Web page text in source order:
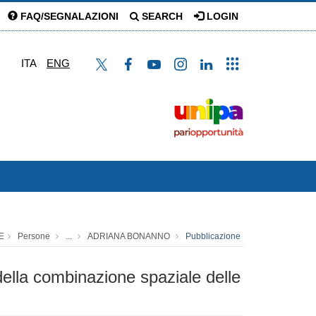
FAQ/SEGNALAZIONI SEARCH LOGIN
ITA ENG
Persone ... ADRIANA BONANNO Pubblicazione
combinazione spaziale delle